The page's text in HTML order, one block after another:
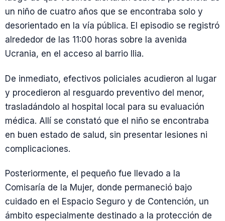
un niño de cuatro años que se encontraba solo y
desorientado en la vía pública. El episodio se registró
alrededor de las 11:00 horas sobre la avenida
Ucrania, en el acceso al barrio Ilia.
De inmediato, efectivos policiales acudieron al lugar
y procedieron al resguardo preventivo del menor,
trasladándolo al hospital local para su evaluación
médica. Allí se constató que el niño se encontraba
en buen estado de salud, sin presentar lesiones ni
complicaciones.
Posteriormente, el pequeño fue llevado a la
Comisaría de la Mujer, donde permaneció bajo
cuidado en el Espacio Seguro y de Contención, un
ámbito especialmente destinado a la protección de